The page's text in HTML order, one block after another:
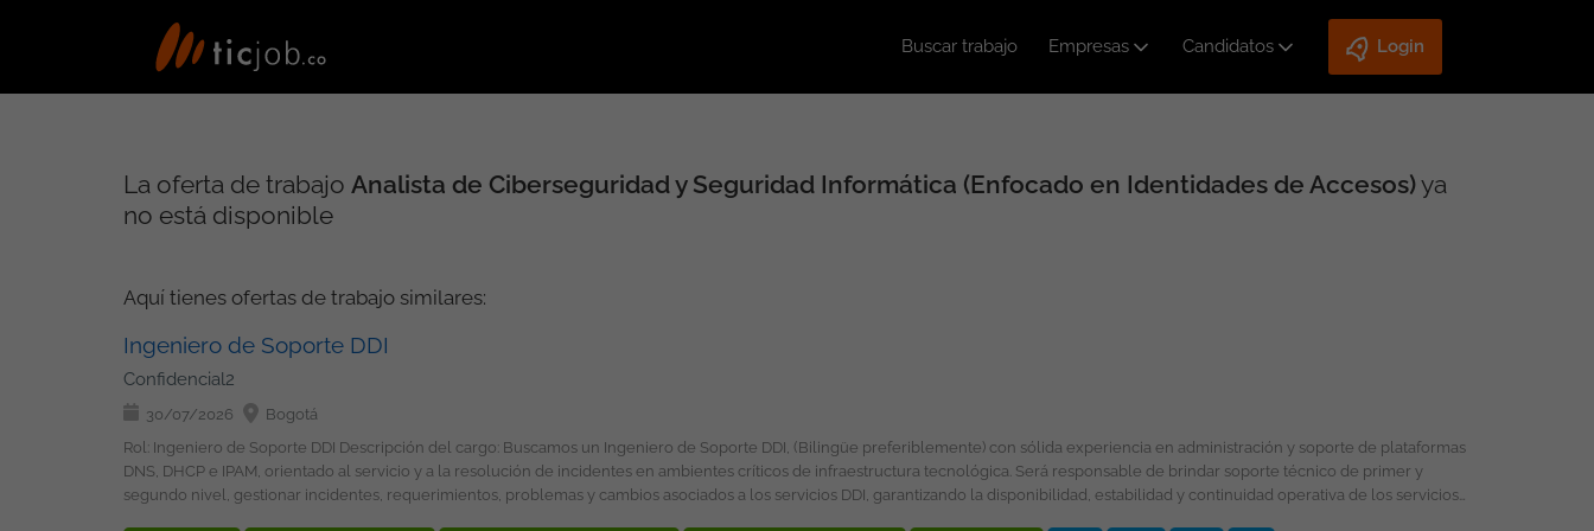
Buscar trabajo Empresas Candidatos Login
La oferta de trabajo Analista de Ciberseguridad y Seguridad Informática (Enfocado en Identidades de Accesos)ya
no está disponible
Aquí tienes ofertas de trabajo similares:
Ingeniero de Soporte DDI
Confidencial2
30/07/2026
Bogotá
Rol: Ingeniero de Soporte DDI Descripción del cargo: Buscamos un Ingeniero de Soporte DDI, (Bilingüe preferiblemente) con sólida experiencia en administración y soporte de plataformas
DNS, DHCP e IPAM, orientado al servicio y a la resolución de incidentes en ambientes críticos de infraestructura tecnológica. Será responsable de brindar soporte técnico de primer y
segundo nivel, gestionar incidentes, requerimientos, problemas y cambios asociados a los servicios DDI, garantizando la disponibilidad, estabilidad y continuidad operativa de los servicios